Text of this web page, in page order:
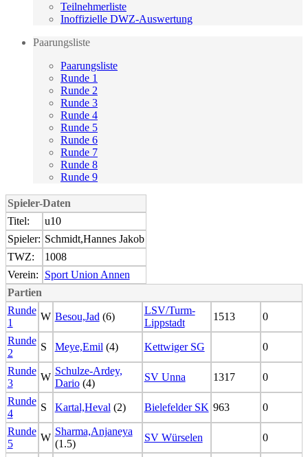
Teilnehmerliste
Inoffizielle DWZ-Auswertung
Paarungsliste
Paarungsliste
Runde 1
Runde 2
Runde 3
Runde 4
Runde 5
Runde 6
Runde 7
Runde 8
Runde 9
Spieler-Daten
Titel:
u10
Spieler: Schmidt,Hannes Jakob
TWZ:
1008
Verein:
Sport Union Annen
Partien
Runde
1
W Besou,Jad (6)
LSV/Turm-
Lippstadt
1513 0
Runde
2
S Meye,Emil (4) Kettwiger SG 0
Runde
3
W
Schulze-Ardey,
Dario(4)
SV Unna 1317 0
Runde
4
S Kartal,Heval (2) Bielefelder SK 963 0
Runde
5
W
Sharma,Anjaneya
(1.5)
SV Würselen 0